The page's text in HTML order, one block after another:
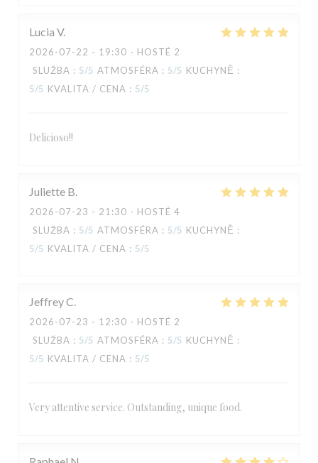
Lucia V
2026-07-22 - 19:30 - HOSTÉ 2
SLUŽBA : 5/5 ATMOSFÉRA : 5/5 KUCHYNĚ :
5/5 KVALITA / CENA : 5/5
Delicioso!!
Juliette B
2026-07-23 - 21:30 - HOSTÉ 4
SLUŽBA : 5/5 ATMOSFÉRA : 5/5 KUCHYNĚ :
5/5 KVALITA / CENA : 5/5
JeffreyC
2026-07-23 - 12:30 - HOSTÉ 2
SLUŽBA : 5/5 ATMOSFÉRA : 5/5 KUCHYNĚ :
5/5 KVALITA / CENA : 5/5
Very attentive service. Outstanding, unique food.